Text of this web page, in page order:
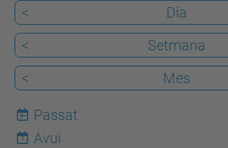
< Dia
<
Setmana
<
Mes
Passat
7
Avui